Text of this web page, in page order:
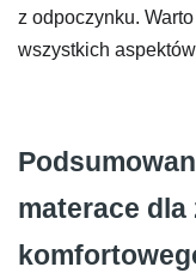
z odpoczynku.
wszystkich
materace dla